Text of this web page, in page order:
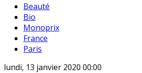
Beauté
Bio
Monoprix
France
Paris
lundi, 13 janvier 2020 00:00